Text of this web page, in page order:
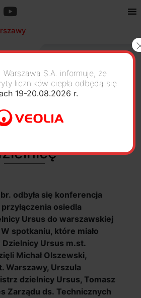
zasila kolejną
odbyła się konferencja
osiedla
Ursus do warszawskiej
spotkaniu, które miało
Ursus m.st.
Michał Olszewski,
Warszawy, Urszula
dzielnicy Ursus, Tomasz
Zarządu ds. Technicznych
Warszawa S.A. informuje, że
liczników ciepła odbędą się
19-20.08.2026 r.